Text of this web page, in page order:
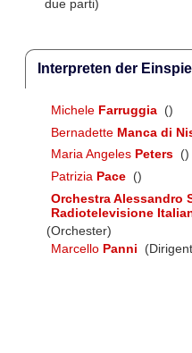
due parti)
Interpreten der
Michele Farruggia ()
Bernadette Manca di
Maria Angeles Peters ()
Patrizia Pace ()
Orchestra Alessandro
Radiotelevisione
(Orchester)
Marcello Panni